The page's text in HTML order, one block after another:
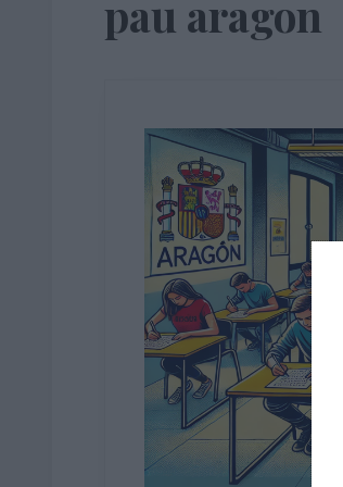
pau aragon